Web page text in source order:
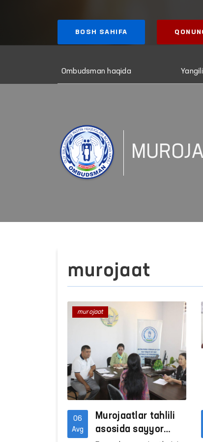
BOSH SAHIFA
Ombudsman haqida
murojaat
06
Avg
Murojaatlar tahlili
asosida sayyor
murojaat